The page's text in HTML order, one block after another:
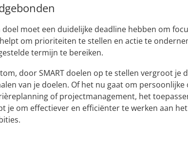
doel moet een duidelijke deadline hebben om
om prioriteiten te stellen en actie te
termijn te bereiken.
door SMART doelen op te stellen vergroot je
van je doelen. Of het nu gaat om persoonlijke
of projectmanagement, het
je om effectiever en efficiënter te werken aan